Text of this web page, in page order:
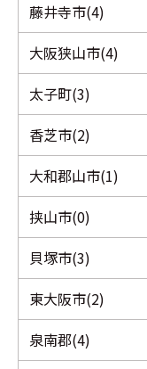
藤井寺市(4)
大阪狭山市(4)
太子町(3)
香芝市(2)
大和郡山市(1)
挟山市(0)
貝塚市(3)
東大阪市(2)
泉南郡(4)